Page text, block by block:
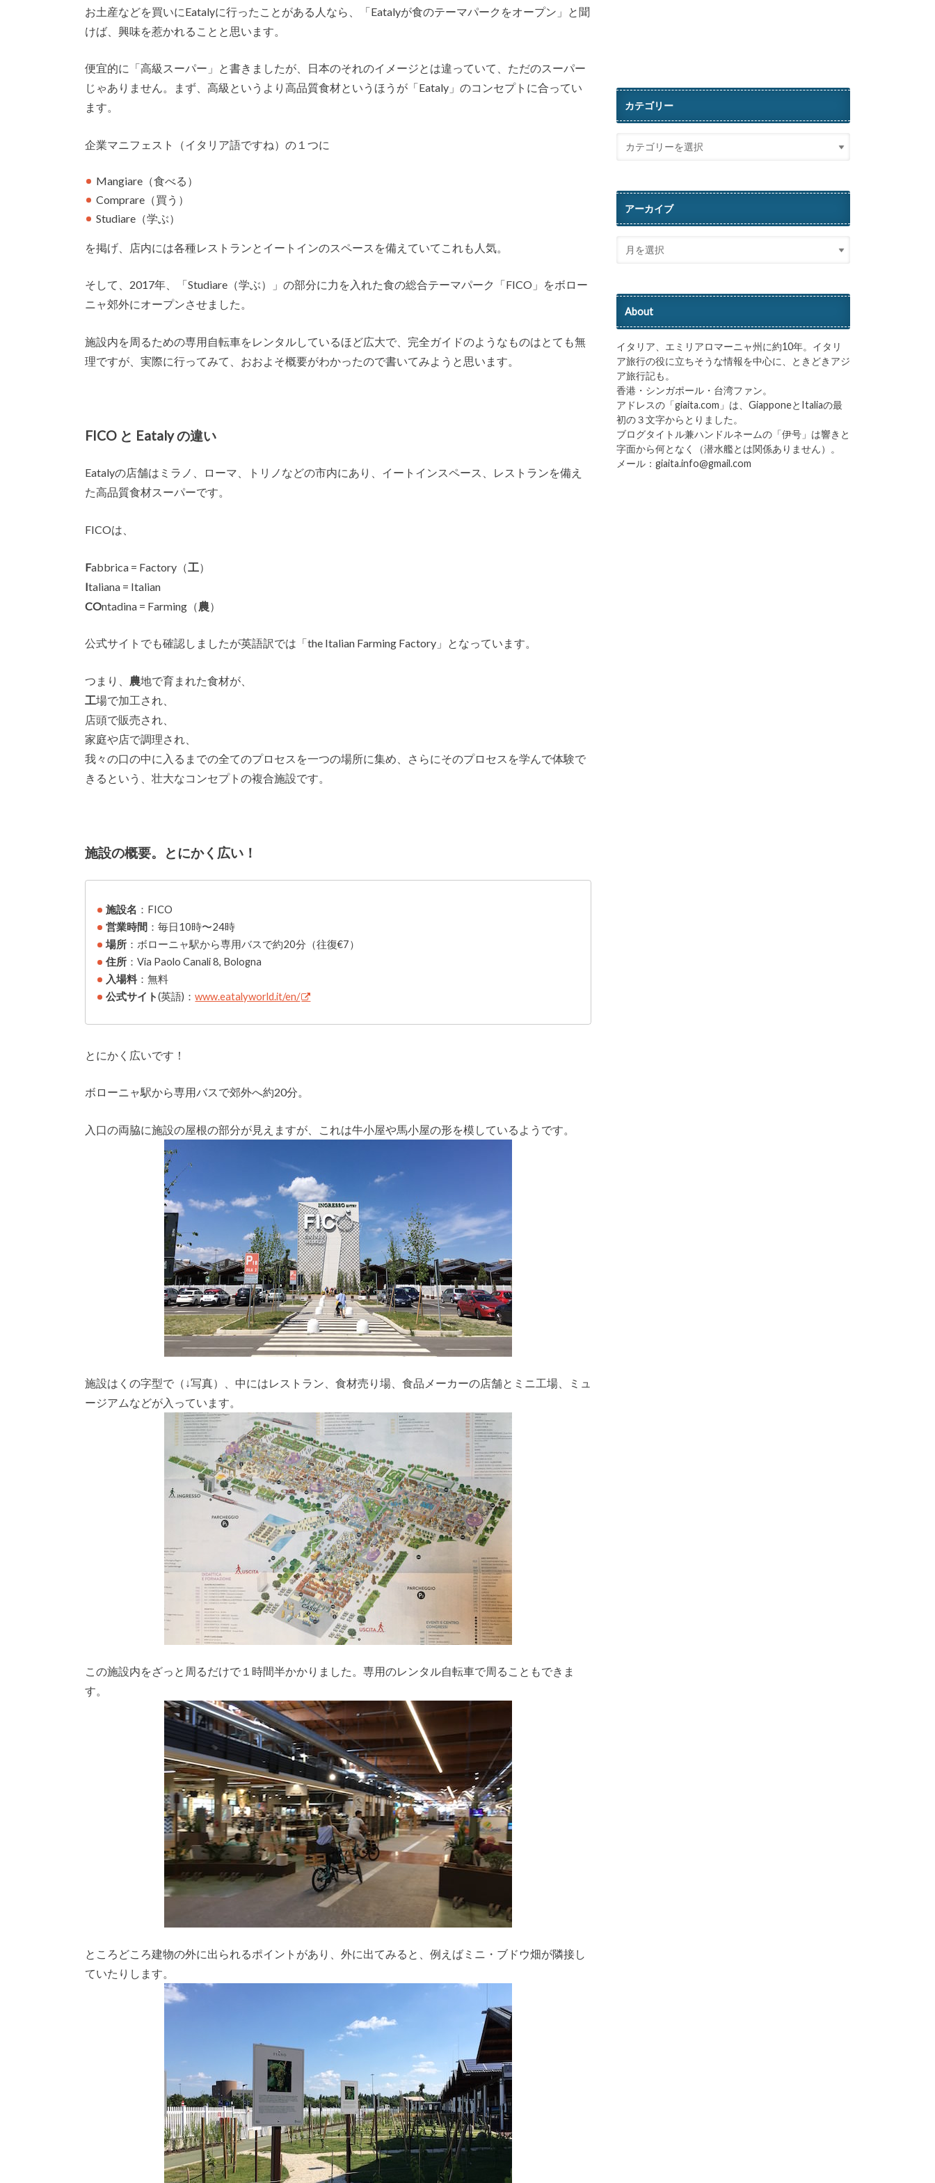
お土産などを買いにEatalyに行ったことがある人なら、「Eatalyが食のテーマパークをオープン」と聞
けば、興味を惹かれることと思います。
便宜的に「高級スーパー」と書きましたが、日本のそれのイメージとは違っていて、ただのスーパー
じゃありません。まず、高級というより高品質食材というほうが「Eataly」のコンセプトに合ってい
ます。
企業マニフェスト（イタリア語ですね）の１つに
Mangiare（食べる）
Comprare（買う）
Studiare（学ぶ）
を掲げ、店内には各種レストランとイートインのスペースを備えていてこれも人気。
そして、2017年、「Studiare（学ぶ）」の部分に力を入れた食の総合テーマパーク「FICO」をボロー
ニャ郊外にオープンさせました。
施設内を周るための専用自転車をレンタルしているほど広大で、完全ガイドのようなものはとても無
理ですが、実際に行ってみて、おおよそ概要がわかったので書いてみようと思います。
FICO と Eataly の違い
Eatalyの店舗はミラノ、ローマ、トリノなどの市内にあり、イートインスペース、レストランを備え
た高品質食材スーパーです。
FICOは、
Fabbrica = Factory（工）
Italiana = Italian
COntadina = Farming（ 農）
公式サイトでも確認しましたが英語訳では「the Italian Farming Factory」となっています。
つまり、 農地で育まれた食材が、
工場で加工され、
店頭で販売され、
家庭や店で調理され、
我々の口の中に入るまでの全てのプロセスを一つの場所に集め、さらにそのプロセスを学んで体験で
きるという、壮大なコンセプトの複合施設です。
施設の概要。とにかく広い！
施設名 ：FICO
営業時間 ：毎日10時〜24時
場所 ：ボローニャ駅から専用バスで約20分（往復€7）
住所 ：Via Paolo Canali 8, Bologna
入場料 ：無料
公式サイト(英語)：www.eatalyworld.it/en/
とにかく広いです！
ボローニャ駅から専用バスで郊外へ約20分。
入口の両脇に施設の屋根の部分が見えますが、これは牛小屋や馬小屋の形を模しているようです。
施設はくの字型で（↓写真）、中にはレストラン、食材売り場、食品メーカーの店舗とミニ工場、ミュ
ージアムなどが入っています。
この施設内をざっと周るだけで１時間半かかりました。専用のレンタル自転車で周ることもできま
す。
ところどころ建物の外に出られるポイントがあり、外に出てみると、例えばミニ・ブドウ畑が隣接し
ていたりします。
カテゴリー
アーカイブ
About
イタリア、エミリアロマーニャ州に約10年。イタリ
ア旅行の役に立ちそうな情報を中心に、ときどきアジ
ア旅行記も。
香港・シンガポール・台湾ファン。
アドレスの「giaita.com」は、GiapponeとItaliaの最
初の３文字からとりました。
ブログタイトル兼ハンドルネームの「伊号」は響きと
字面から何となく（潜水艦とは関係ありません）。
メール：giaita.info@gmail.com